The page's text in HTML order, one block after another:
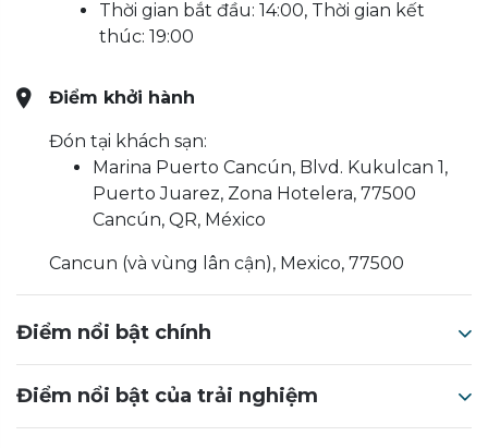
Thời gian bắt đầu: 14:00, Thời gian kết
thúc: 19:00
Điểm khởi hành
Đón tại khách sạn:
Marina Puerto Cancún, Blvd. Kukulcan 1,
Puerto Juarez, Zona Hotelera, 77500
Cancún, QR, México
Cancun (và vùng lân cận), Mexico, 77500
Điểm nổi bật chính
Điểm nổi bật của trải nghiệm